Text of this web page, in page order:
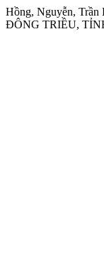
Hồng, Nguyễn,
ĐÔNG TRIỀU,